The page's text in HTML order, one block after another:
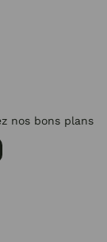
nos bons plans